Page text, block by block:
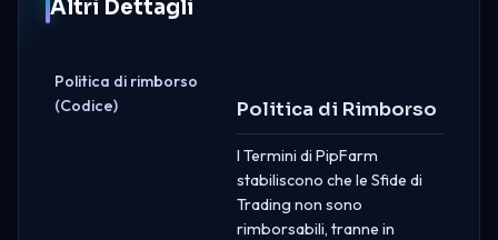
Altri Dettagli
Politica di rimborso
(Codice)
Politica di Rimborso
I Termini di PipFarm
stabiliscono che le Sfide di
Trading non sono
rimborsabili, tranne in